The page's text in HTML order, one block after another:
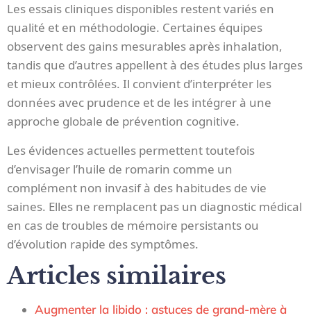
Les essais cliniques disponibles restent variés en
qualité et en méthodologie. Certaines équipes
observent des gains mesurables après inhalation,
tandis que d’autres appellent à des études plus larges
et mieux contrôlées. Il convient d’interpréter les
données avec prudence et de les intégrer à une
approche globale de prévention cognitive.
Les évidences actuelles permettent toutefois
d’envisager l’huile de romarin comme un
complément non invasif à des habitudes de vie
saines. Elles ne remplacent pas un diagnostic médical
en cas de troubles de mémoire persistants ou
d’évolution rapide des symptômes.
Articles similaires
Augmenter la libido : astuces de grand-mère à